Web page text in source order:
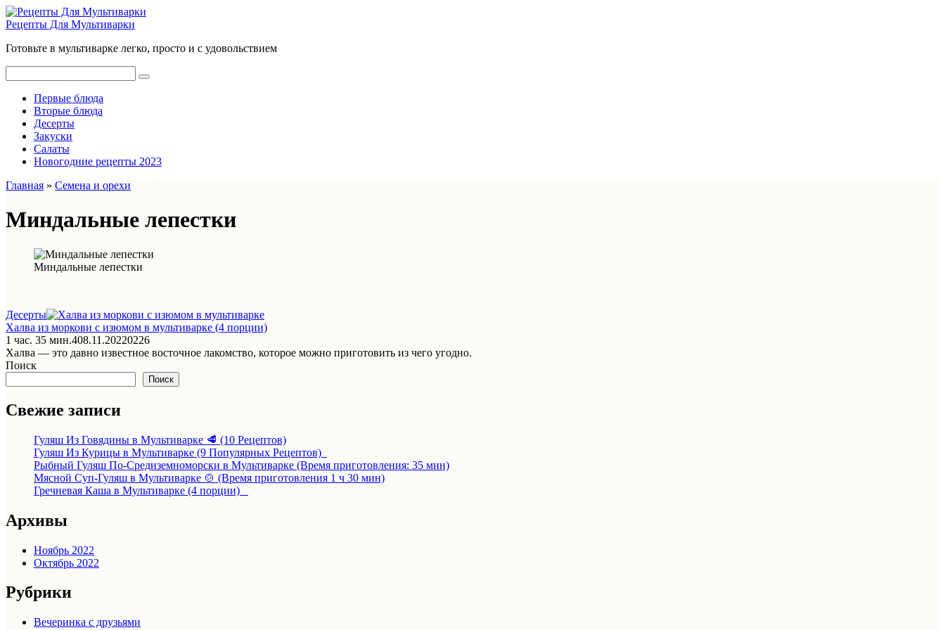
Перейти
к
Рецепты Для Мультиварки
Готовьте в мультиварке легко, просто и с удовольствием
Первые блюда
Вторые блюда
Десерты
Закуски
Салаты
Новогодние рецепты 2023
Главная » Семена и орехи
Миндальные лепестки
Миндальные лепестки
Десерты
Халва из моркови с изюмом в мультиварке (4 порции)
1 час. 35 мин.408.11.20220226
Халва — это давно известное восточное лакомство, которое можно приготовить из чего угодно.
Поиск
Поиск
Свежие записи
Гуляш Из Говядины в Мультиварке 🥩 (10 Рецептов)
Гуляш Из Курицы в Мультиварке (9 Популярных Рецептов)
Рыбный Гуляш По-Средиземноморски в Мультиварке (Время приготовления: 35 мин)
Мясной Суп-Гуляш в Мультиварке 🍲 (Время приготовления 1 ч 30 мин)
Гречневая Каша в Мультиварке (4 порции)
Архивы
Ноябрь 2022
Октябрь 2022
Рубрики
Вечеринка с друзьями